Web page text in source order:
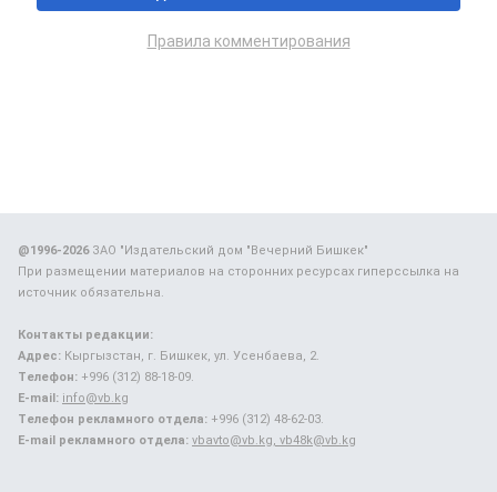
Правила комментирования
@1996-2026ЗАО "Издательский дом "Вечерний Бишкек"
При размещении материалов на сторонних ресурсах гиперссылка на
источник обязательна.
Контакты редакции:
Адрес: Кыргызстан, г. Бишкек, ул. Усенбаева, 2.
Телефон: +996 (312) 88-18-09.
E-mail: info@vb.kg
Телефон рекламного отдела: +996 (312) 48-62-03.
E-mail рекламного отдела: vbavto@vb.kg, vb48k@vb.kg